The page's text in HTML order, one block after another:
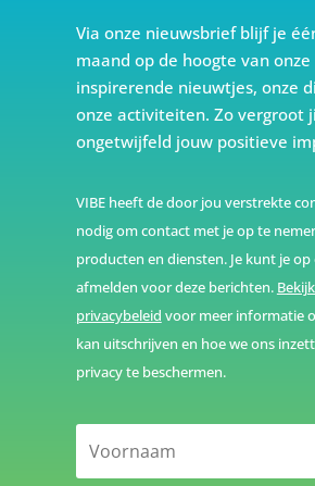
Via onze nieuwsbrief blijf je
maand op de hoogte van onze
inspirerende nieuwtjes, onze
onze activiteiten. Zo vergroot
ongetwijfeld jouw positieve
VIBE heeft de door jou verstrekte
nodig om contact met je op te
producten en diensten. Je kunt je
afmelden voor deze berichten.
privacybeleid voor meer informatie
kan uitschrijven en hoe we ons
privacy te beschermen.